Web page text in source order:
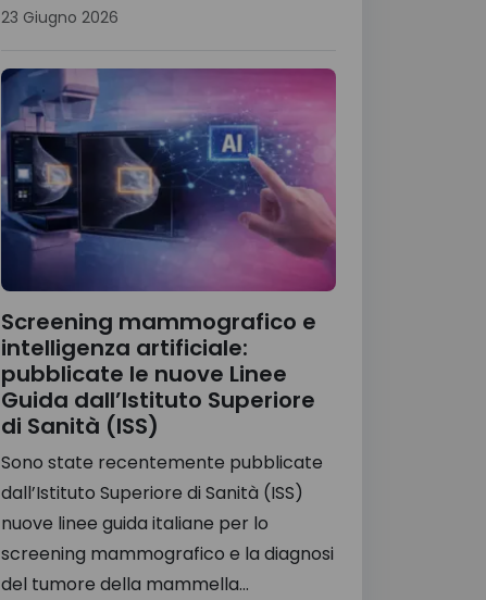
23 Giugno 2026
Screening mammografico e
intelligenza artificiale:
pubblicate le nuove Linee
Guida dall’Istituto Superiore
di Sanità (ISS)
Sono state recentemente pubblicate
dall’Istituto Superiore di Sanità (ISS)
nuove linee guida italiane per lo
screening mammografico e la diagnosi
del tumore della mammella...